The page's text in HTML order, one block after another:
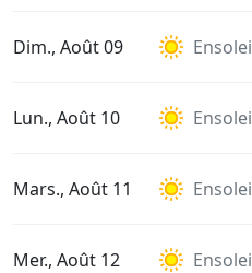
Dim., Août 09
Lun., Août 10
Mars., Août 11
Mer., Août 12